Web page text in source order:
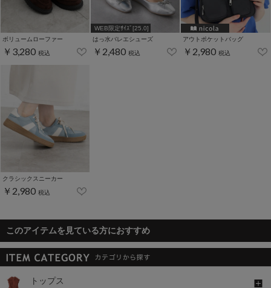
ボリュームローファー
￥3,280 税込
WEB限定ｻｲｽﾞ[25.0]
はっ水バレエシューズ
￥2,480 税込
アウトポケットバッグ
￥2,980 税込
クラシックスニーカー
￥2,980 税込
このアイテムを見ている方におすすめ
トップス